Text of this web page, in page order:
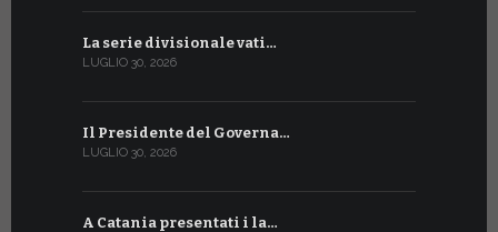
La serie divisionale vati…
LUGLIO 30, 2026
Il Presidente del Governa…
LUGLIO 30, 2026
A Catania presentati i la…